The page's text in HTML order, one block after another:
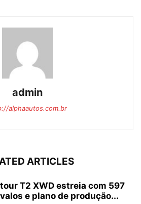
admin
alphaautos.com.br
ARTICLES
T2 XWD estreia com 597
e plano de produção...